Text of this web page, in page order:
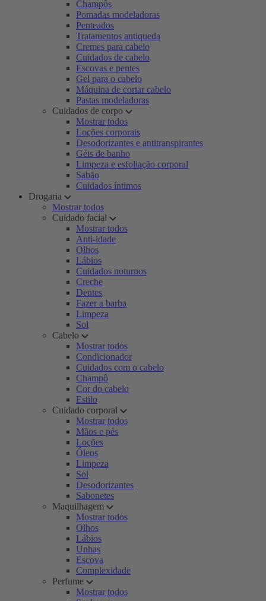
Champôs
Pomadas modeladoras
Penteados
Tratamentos antiqueda
Cremes para cabelo
Cuidados de cabelo
Escovas e pentes
Gel para o cabelo
Máquina de cortar cabelo
Pastas modeladoras
Cuidados de corpo
Mostrar todos
Loções corporais
Desodorizantes e antitranspirantes
Géis de banho
Limpeza e esfoliação corporal
Sabão
Cuidados íntimos
Drogaria
Mostrar todos
Cuidado facial
Mostrar todos
Anti-idade
Olhos
Lábios
Cuidados noturnos
Creche
Dentes
Fazer a barba
Limpeza
Sol
Cabelo
Mostrar todos
Condicionador
Cuidados com o cabelo
Champô
Cor do cabelo
Estilo
Cuidado corporal
Mostrar todos
Mãos e pés
Loções
Óleos
Limpeza
Sol
Desodorizantes
Sabonetes
Maquilhagem
Mostrar todos
Olhos
Lábios
Unhas
Escova
Complexidade
Perfume
Mostrar todos